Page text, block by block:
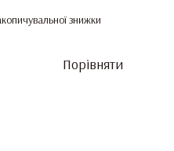
знижки
Порівняти